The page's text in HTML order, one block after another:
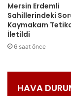
Mersin Erdemli
Sahillerindeki
Kaymakam
İletildi
6 saat önce
HAVA